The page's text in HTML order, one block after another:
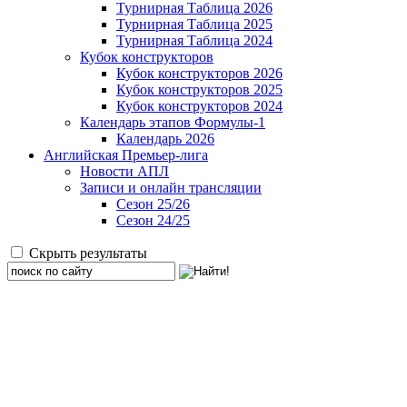
Турнирная Таблица 2026
Турнирная Таблица 2025
Турнирная Таблица 2024
Кубок конструкторов
Кубок конструкторов 2026
Кубок конструкторов 2025
Кубок конструкторов 2024
Календарь этапов Формулы-1
Календарь 2026
Английская Премьер-лига
Новости АПЛ
Записи и онлайн трансляции
Сезон 25/26
Сезон 24/25
Скрыть результаты